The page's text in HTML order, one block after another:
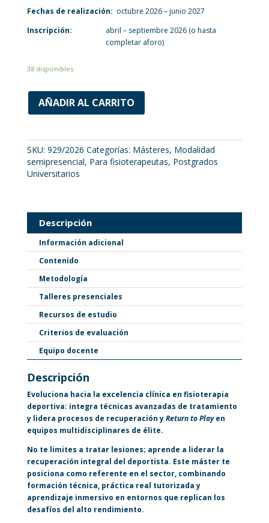
Fechas de realización: octubre 2026 – junio 2027
Inscripción:
abril – septiembre 2026 (o hasta
completar aforo)
38 disponibles
AÑADIR AL CARRITO
SKU: 929/2026 Categorías: Másteres, Modalidad
semipresencial, Para fisioterapeutas, Postgrados
Universitarios
Descripción
Información adicional
Contenido
Metodología
Talleres presenciales
Recursos de estudio
Criterios de evaluación
Equipo docente
Descripción
Evoluciona hacia la excelencia clínica en fisioterapia
deportiva: integra técnicas avanzadas de tratamiento
y lidera procesos de recuperación yReturn to Playen
equipos multidisciplinares de élite.
No te limites a tratar lesiones; aprende a liderar la
recuperación integral del deportista. Este máster te
posiciona como referente en el sector, combinando
formación técnica, práctica real tutorizada y
aprendizaje inmersivo en entornos que replican los
desafíos del alto rendimiento.